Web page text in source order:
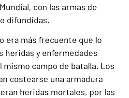
con las armas de
difundidas.
era más frecuente que lo
heridas y enfermedades
mismo campo de batalla. Los
costearse una armadura
heridas mortales, por las